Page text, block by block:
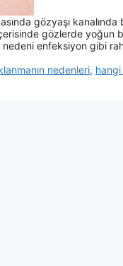
gözyaşı kanalında
gözlerde yoğun
enfeksiyon gibi
nedenleri, hangi